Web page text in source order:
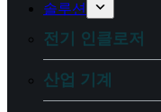
솔루션
전기 인클로저
산업 기계